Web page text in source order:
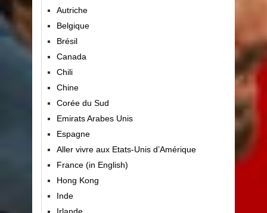
Autriche
Belgique
Brésil
Canada
Chili
Chine
Corée du Sud
Emirats Arabes Unis
Espagne
Aller vivre aux Etats-Unis d’Amérique
France (in English)
Hong Kong
Inde